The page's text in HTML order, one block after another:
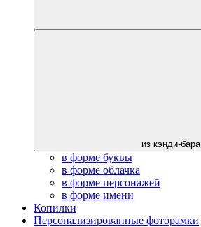
из кэнди-бара
в форме буквы
в форме облачка
в форме персонажей
в форме имени
Копилки
Персонализированные фоторамки